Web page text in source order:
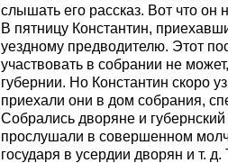
слышать его рассказ. Вот что он
В пятницу Константин,
уездному предводителю. Этот
участвовать в собрании не
губернии. Но Константин скоро
приехали они в дом собрания,
Собрались дворяне и
прослушали в совершенном
государя в усердии дворян и т.